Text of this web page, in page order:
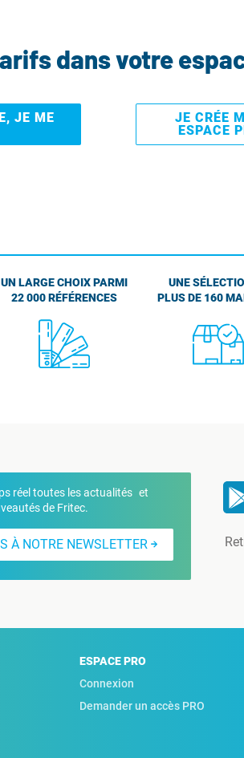
dans votre
JE ME
JE CRÉE
ESPACE
UN LARGE CHOIX PARMI
22 000 RÉFÉRENCES
UNE
PLUS DE 160
réel toutes les actualités et
de Fritec.
À NOTRE NEWSLETTER
ESPACE PRO
Connexion
Demander un accès PRO